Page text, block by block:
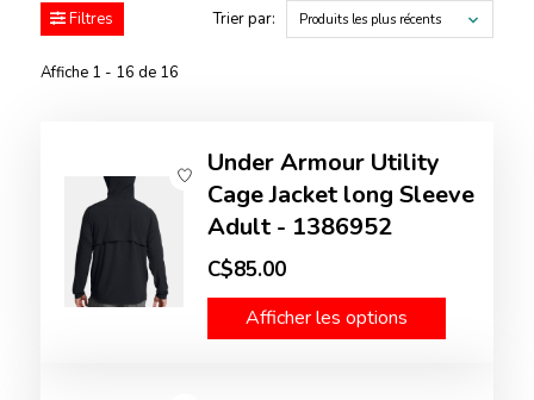
Filtres
Affiche 1 - 16 de 16
Trier par: Produits les plus récents
Under Armour Utility
Cage Jacket long Sleeve
Adult - 1386952
C$85.00
Afficher les options